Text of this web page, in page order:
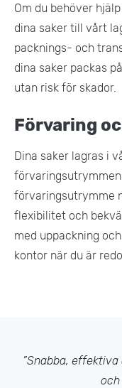
Om du behöver
dina saker till vårt
packnings- och
dina saker packas
utan risk för skador​.
Förvaring
Dina saker lagras i
förvaringsutrymme
flexibilitet och
med uppackning
kontor när du är
”Snabba,
och